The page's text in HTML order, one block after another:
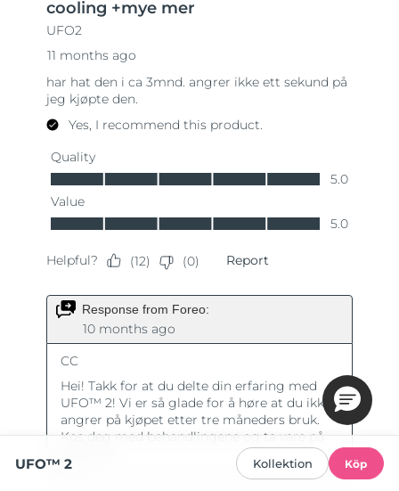
UFO™ 2 Kollektion Köp